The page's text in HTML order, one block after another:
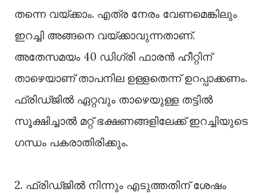
തന്നെ വയ്ക്കാം. എത്ര നേരം വേണമെങ്കിലും
ഇറച്ചി അങ്ങനെ വയ്ക്കാവുന്നതാണ്.
അതേസമയം 40 ഡിഗ്രി ഫാരൻ ഹീറ്റിന്
താഴെയാണ് താപനില ഉള്ളതെന്ന് ഉറപ്പാക്കണം.
ഫ്രിഡ്ജില്‍ ഏറ്റവും താഴെയുള്ള തട്ടില്‍
സൂക്ഷിച്ചാല്‍ മറ്റ് ഭക്ഷണങ്ങളിലേക്ക് ഇറച്ചിയുടെ
ഗന്ധം പകരാതിരിക്കും.
2. ഫ്രിഡ്ജില്‍ നിന്നും എടുത്തതിന് ശേഷം